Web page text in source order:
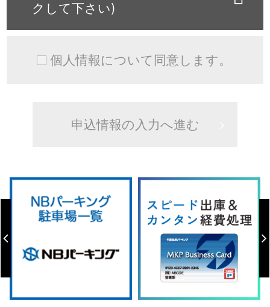
クして下さい)
個人情報について同意します。